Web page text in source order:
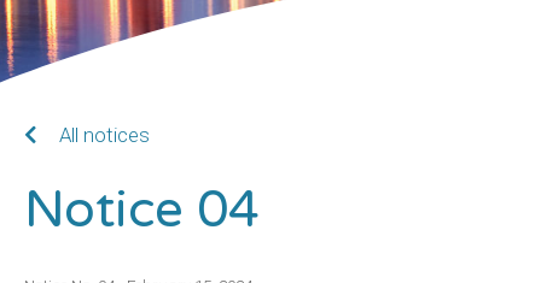
All notices
Notice 04